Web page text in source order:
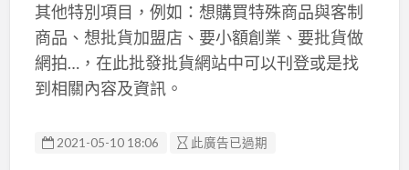
其他特別項目，例如：想購買特殊商品與客制
商品、想批貨加盟店、要小額創業、要批貨做
網拍…，在此批發批貨網站中可以刊登或是找
到相關內容及資訊。
2021-05-10 18:06 此廣告已過期